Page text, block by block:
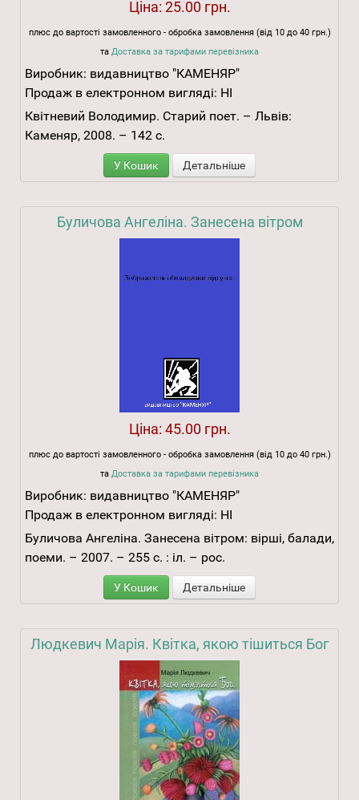
Ціна: 25.00 грн.
плюс до вартості замовленного - обробка замовлення (від 10 до 40 грн.)
та Доставка за тарифами перевізника
Виробник: видавництво "КАМЕНЯР"
Продаж в електронном вигляді: НІ
Квітневий Володимир. Старий поет. – Львів:
Каменяр, 2008. – 142 с.
У Кошик Детальніше
Буличова Ангеліна. Занесена вітром
Ціна: 45.00 грн.
плюс до вартості замовленного - обробка замовлення (від 10 до 40 грн.)
та Доставка за тарифами перевізника
Виробник: видавництво "КАМЕНЯР"
Продаж в електронном вигляді: НІ
Буличова Ангеліна. Занесена вітром: вірші, балади,
поеми. – 2007. – 255 с. : іл. – рос.
У Кошик Детальніше
Людкевич Марія. Квітка, якою тішиться Бог